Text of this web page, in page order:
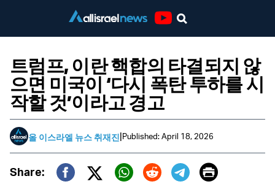
트럼프, 이란 핵합의 타결되지 않
으면 미국이 ‘다시 폭탄 투하를 시
작할 것’이라고 경고
올 이스라엘 뉴스 취재진|Published: April 18, 2026
Share:
Twitter (X)
Print